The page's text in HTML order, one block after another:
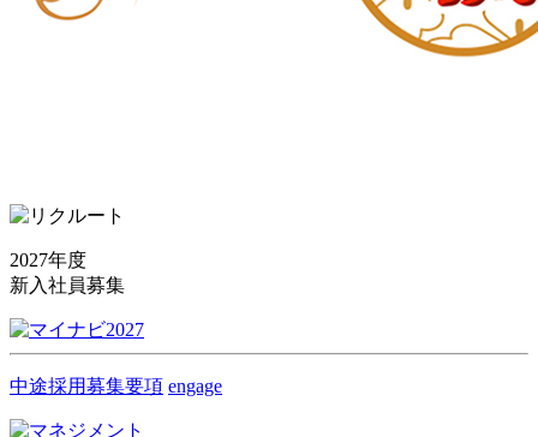
2027年度
新入社員募集
中途採用募集要項 engage